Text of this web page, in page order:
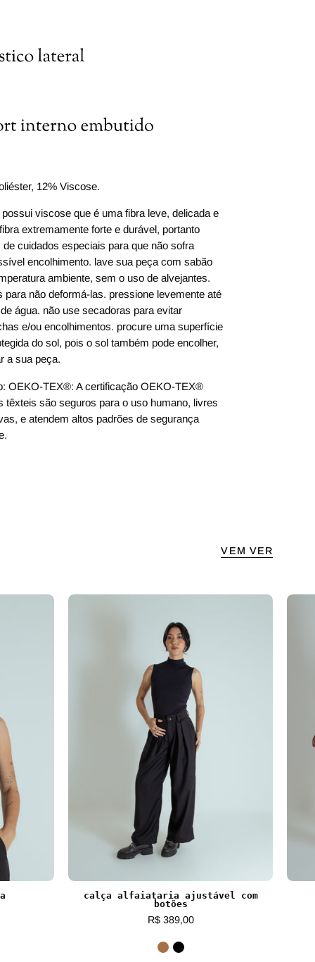
12% Viscose.
viscose que é uma fibra leve, delicada e
extremamente forte e durável, portanto
cuidados especiais para que não sofra
encolhimento. lave sua peça com sabão
ambiente, sem o uso de alvejantes.
para não deformá-las. pressione levemente até
água. não use secadoras para evitar
e/ou encolhimentos. procure uma superfície
do sol, pois o sol também pode encolher,
a sua peça.
OEKO-TEX®: A certificação OEKO-TEX®
têxteis são seguros para o uso humano, livres
e atendem altos padrões de segurança
VEM VER
calça alfaiataria ajustável
calça alfaiataria ajustável com
botões
R$ 389,00